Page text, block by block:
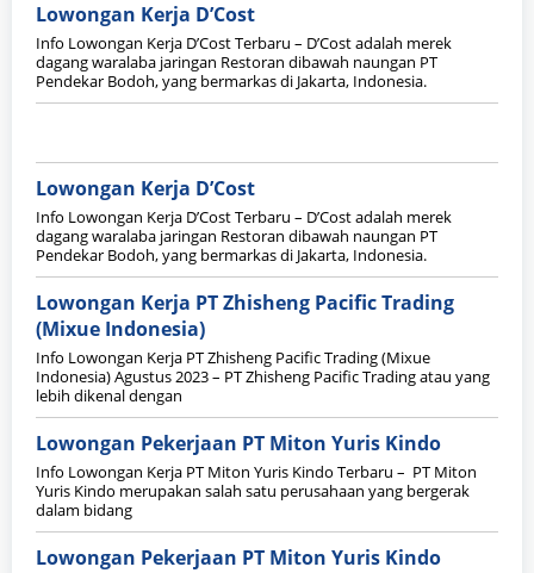
Lowongan Kerja D’Cost
Info Lowongan Kerja D’Cost Terbaru – D’Cost adalah merek
dagang waralaba jaringan Restoran dibawah naungan PT
Pendekar Bodoh, yang bermarkas di Jakarta, Indonesia.
Lowongan Kerja D’Cost
Info Lowongan Kerja D’Cost Terbaru – D’Cost adalah merek
dagang waralaba jaringan Restoran dibawah naungan PT
Pendekar Bodoh, yang bermarkas di Jakarta, Indonesia.
Lowongan Kerja PT Zhisheng Pacific Trading
(Mixue Indonesia)
Info Lowongan Kerja PT Zhisheng Pacific Trading (Mixue
Indonesia) Agustus 2023 – PT Zhisheng Pacific Trading atau yang
lebih dikenal dengan
Lowongan Pekerjaan PT Miton Yuris Kindo
Info Lowongan Kerja PT Miton Yuris Kindo Terbaru – PT Miton
Yuris Kindo merupakan salah satu perusahaan yang bergerak
dalam bidang
Lowongan Pekerjaan PT Miton Yuris Kindo